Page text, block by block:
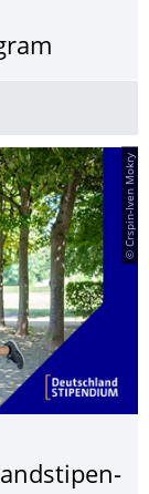
© Crspin-Iven Mokry